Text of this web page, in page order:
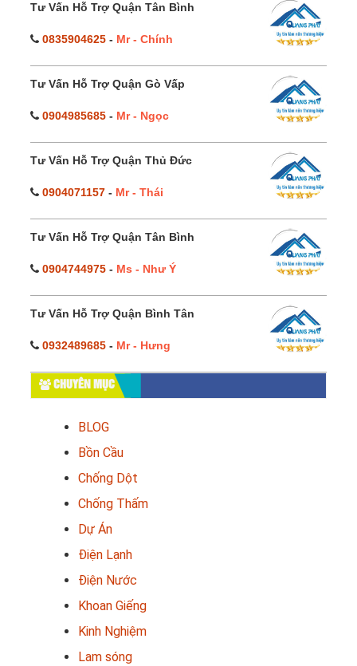
Tư Vấn Hỗ Trợ Quận Tân Bình
0835904625 - Mr - Chính
Tư Vấn Hỗ Trợ Quận Gò Vấp
0904985685 - Mr - Ngọc
Tư Vấn Hỗ Trợ Quận Thủ Đức
0904071157 - Mr - Thái
Tư Vấn Hỗ Trợ Quận Tân Bình
0904744975 - Ms - Như Ý
Tư Vấn Hỗ Trợ Quận Bình Tân
0932489685 - Mr - Hưng
CHUYÊN MỤC
BLOG
Bồn Cầu
Chống Dột
Chống Thấm
Dự Án
Điện Lạnh
Điện Nước
Khoan Giếng
Kinh Nghiệm
Lam sóng